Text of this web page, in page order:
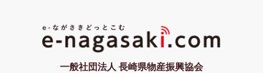
一般社団法人 長崎県物産振興協会